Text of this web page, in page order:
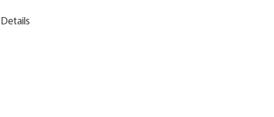
Details